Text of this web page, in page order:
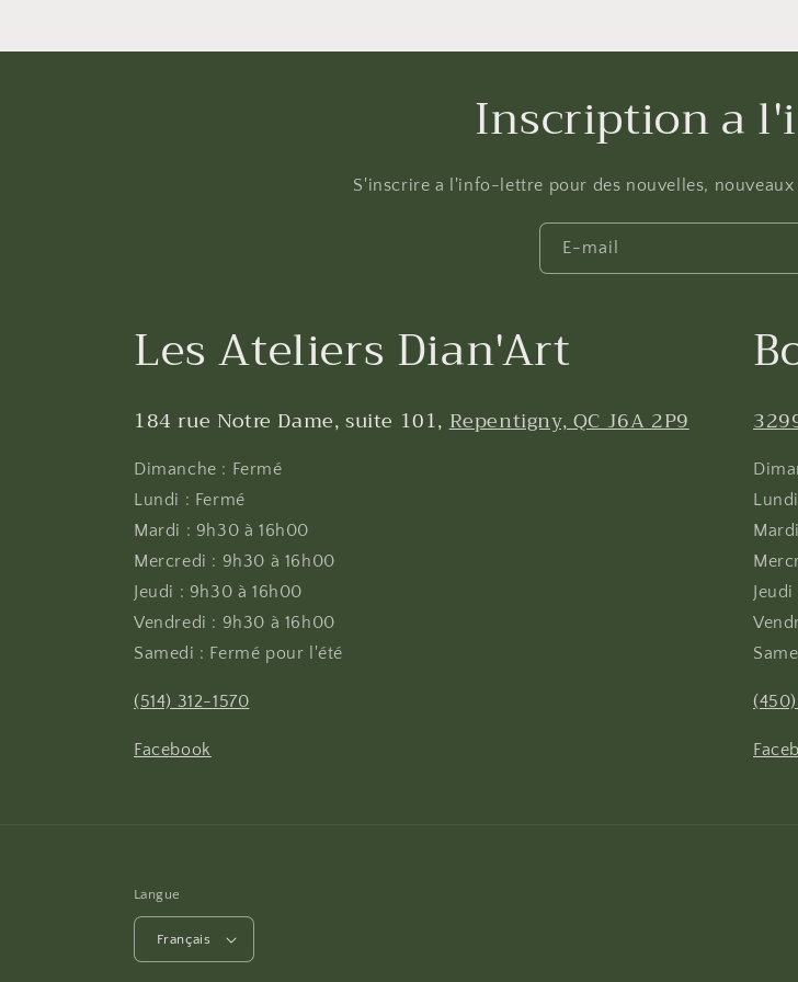
Inscription a
S'inscrire a l'info-lettre pour des nouvelles,
E-mail
Les Ateliers Dian'Art
184 rue Notre Dame, suite 101,Repentigny, QC J6A 2P9
Dimanche : Fermé
Lundi : Fermé
Mardi : 9h30 à 16h00
Mercredi : 9h30 à 16h00
Jeudi : 9h30 à 16h00
Vendredi : 9h30 à 16h00
Samedi : Fermé pour l'été
(514) 312-1570
Facebook
Langue
Français